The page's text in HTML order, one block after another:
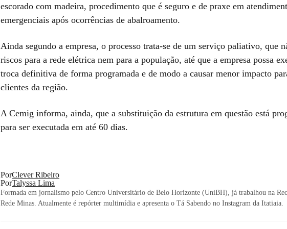
escorado com madeira, procedimento que é seguro e de praxe em
emergenciais após ocorrências de abalroamento.
Ainda segundo a empresa, o processo trata-se de um serviço paliativo, que
riscos para a rede elétrica nem para a população, até que a empresa possa
troca definitiva de forma programada e de modo a causar menor impacto
clientes da região.
A Cemig informa, ainda, que a substituição da estrutura em questão está
para ser executada em até 60 dias.
PorClever Ribeiro
PorTalyssa Lima
Formada em jornalismo pelo Centro Universitário de Belo Horizonte (UniBH), já trabalhou na
Rede Minas. Atualmente é repórter multimídia e apresenta o Tá Sabendo no Instagram da Itatiaia.